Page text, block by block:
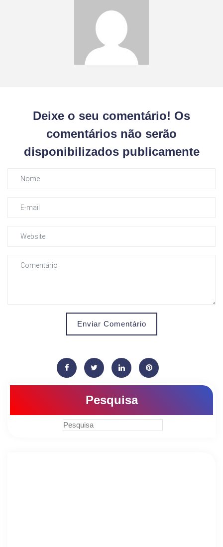
Deixe o seu comentário! Os
comentários não serão
disponibilizados publicamente
Enviar Comentário
Pesquisa